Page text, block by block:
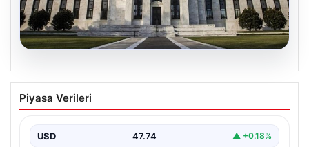
FED faiz kararı ne zaman, saat kaçta?
Faiz beklentisi ne yönde? 2026 FED
Piyasa Verileri
USD 47.74 ▲ +0.18%